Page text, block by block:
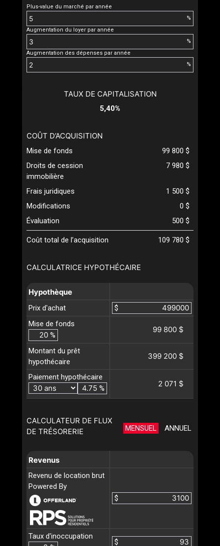
Plus-value du marché par année
%
Augmentation du loyer par année
%
Augmentation des dépenses par année
%
CALCULATRICE HYPOTHÉCAIRE
Hypothèque
Prix d'achat
$
Mise de fonds
%
99 800 $
Montant du prêt
hypothécaire
399 200 $
Paiement hypothécaire
%
2 071 $
CALCULATEUR DE FLUX
DE TRÉSORERIE
MENSUEL ANNUEL
Revenus
Revenu de location brut
Powered By
$
Taux d'inoccupation
$
TAUX DE CAPITALISATION
5,40%
COÛT D’ACQUISITION
Mise de fonds
99 800 $
Droits de cession
immobilière
7 980 $
Frais juridiques
1 500 $
Modifications
0 $
Évaluation
500 $
Coût total de l’acquisition 109 780 $